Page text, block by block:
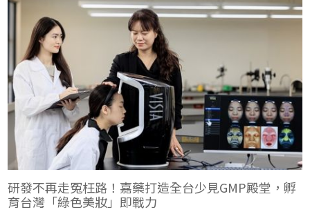
研發不再走冤枉路！嘉藥打造全台少見GMP殿堂，孵
育台灣「綠色美妝」即戰力